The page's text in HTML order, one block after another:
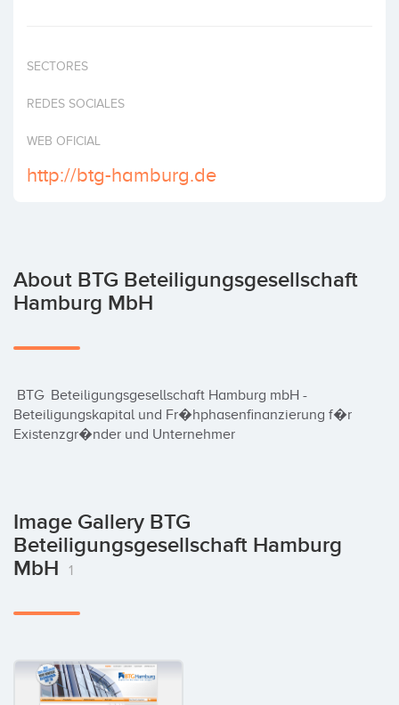
SECTORES
REDES SOCIALES
WEB OFICIAL
http://btg-hamburg.de
About BTG Beteiligungsgesellschaft
Hamburg MbH
Beteiligungskapital und Fr�hphasenfinanzierung f�r
Existenzgr�nder und Unternehmer
Image Gallery BTG
Beteiligungsgesellschaft Hamburg
MbH
1